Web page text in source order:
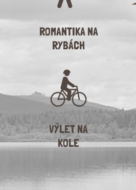
ROMANTIKA NA
RYBÁCH
VÝLET NA
KOLE